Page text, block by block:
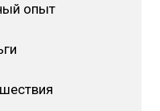
опыт